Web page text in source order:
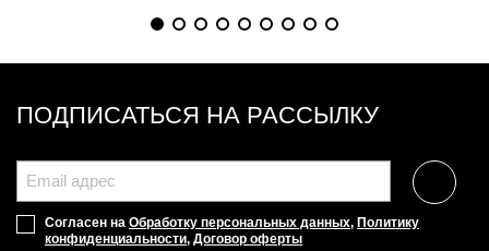
ПОДПИСАТЬСЯ НА РАССЫЛКУ
Согласен на Обработку персональных данных, Политику
конфиденциальности, Договор оферты